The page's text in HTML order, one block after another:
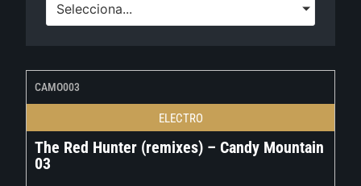
Selecciona...
CAMO003
ELECTRO
The Red Hunter (remixes) – Candy Mountain
03